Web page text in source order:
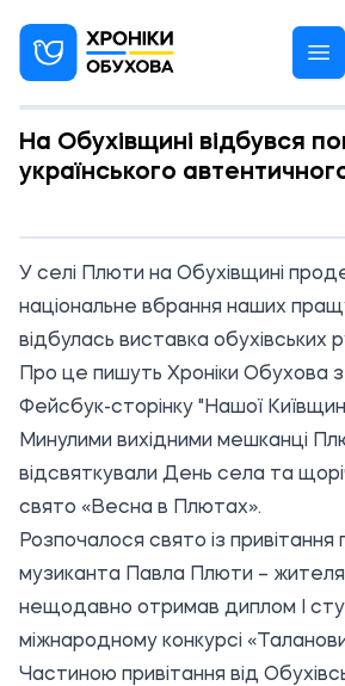
На Обухівщині відбувся
українського
У селі Плюти на Обухівщині
національне вбрання наших
відбулась виставка обухівських
Про це пишуть Хроніки Обухова
Фейсбук-сторінку "Нашої
Минулими вихідними мешканці
відсвяткували День села та
свято «Весна в Плютах».
Розпочалося свято із привітання
музиканта Павла Плюти – жителя
нещодавно отримав диплом I
міжнародному конкурсі
Частиною привітання від